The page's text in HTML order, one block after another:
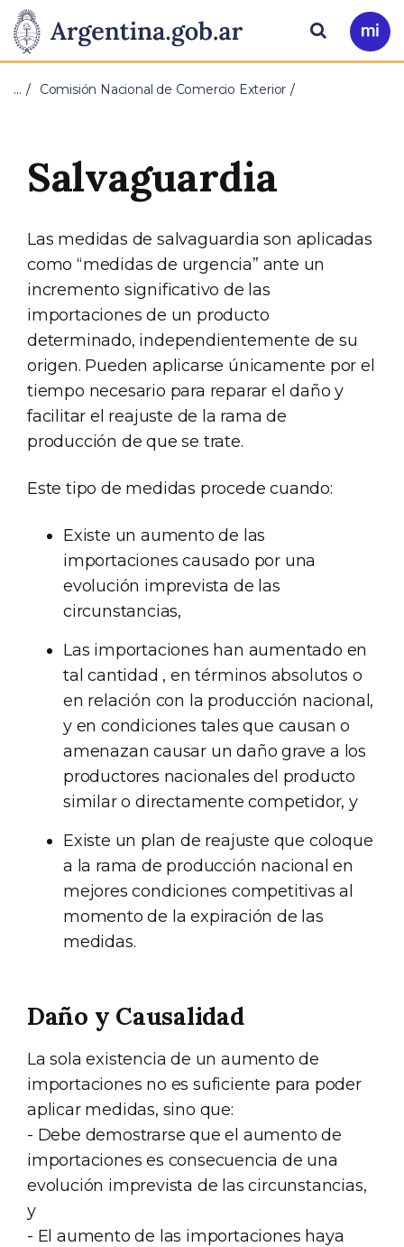
Presidencia
de
Nación
Pasar al contenido principal
Ir
a
Buscar
… Comisión Nacional de Comercio Exterior
Salvaguardia
Las medidas de salvaguardia son aplicadas
como “medidas de urgencia” ante un
incremento significativo de las
importaciones de un producto
determinado, independientemente de su
origen. Pueden aplicarse únicamente por el
tiempo necesario para reparar el daño y
facilitar el reajuste de la rama de
producción de que se trate.
Este tipo de medidas procede cuando:
Existe un aumento de las
importaciones causado por una
evolución imprevista de las
circunstancias,
Las importaciones han aumentado en
tal cantidad , en términos absolutos o
en relación con la producción nacional,
y en condiciones tales que causan o
amenazan causar un daño grave a los
productores nacionales del producto
similar o directamente competidor, y
Existe un plan de reajuste que coloque
a la rama de producción nacional en
mejores condiciones competitivas al
momento de la expiración de las
medidas.
Daño y Causalidad
La sola existencia de un aumento de
importaciones no es suficiente para poder
aplicar medidas, sino que:
- Debe demostrarse que el aumento de
importaciones es consecuencia de una
evolución imprevista de las circunstancias,
y
- El aumento de las importaciones haya